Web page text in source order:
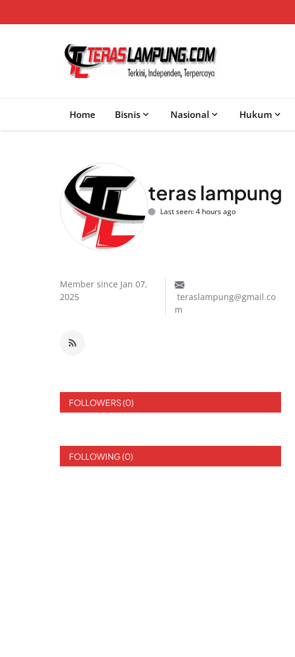
Home Bisnis Nasional Hukum
teras lampung
Last seen: 4 hours ago
Member since Jan 07,
2025
teraslampung@gmail.co
m
FOLLOWERS (0)
FOLLOWING (0)